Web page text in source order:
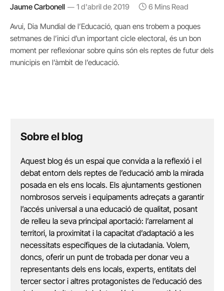
Jaume Carbonell 1 d'abril de 2019 6 Mins Read
Avui, Dia Mundial de l’Educació, quan ens trobem a poques
setmanes de l’inici d’un important cicle electoral, és un bon
moment per reflexionar sobre quins són els reptes de futur dels
municipis en l’àmbit de l’educació.
Sobre el blog
Aquest blog és un espai que convida a la reflexió i el
debat entorn dels reptes de l’educació amb la mirada
posada en els ens locals. Els ajuntaments gestionen
nombrosos serveis i equipaments adreçats a garantir
l’accés universal a una educació de qualitat, posant
de relleu la seva principal aportació: l’arrelament al
territori, la proximitat i la capacitat d’adaptació a les
necessitats específiques de la ciutadania. Volem,
doncs, oferir un punt de trobada per donar veu a
representants dels ens locals, experts, entitats del
tercer sector i altres protagonistes de l’educació des